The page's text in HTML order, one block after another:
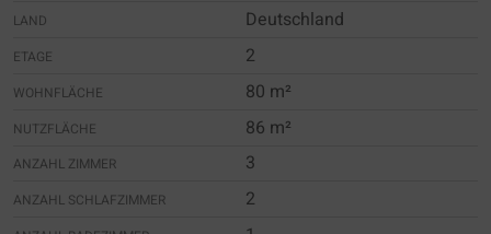
LAND Deutschland
ETAGE 2
WOHNFLÄCHE 80 m²
NUTZFLÄCHE 86 m²
ANZAHL ZIMMER 3
ANZAHL SCHLAFZIMMER 2